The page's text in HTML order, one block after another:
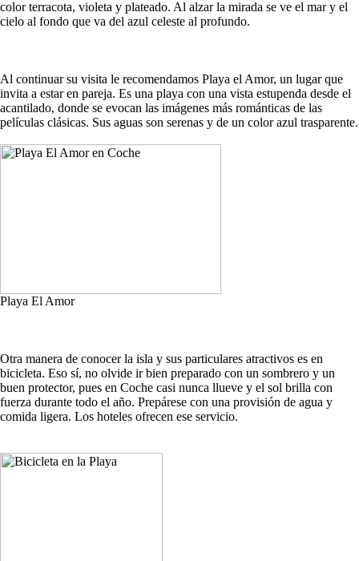
color terracota, violeta y plateado. Al alzar la mirada se ve el mar y el
cielo al fondo que va del azul celeste al profundo.
Al continuar su visita le recomendamos Playa el Amor, un lugar que
invita a estar en pareja. Es una playa con una vista estupenda desde el
acantilado, donde se evocan las imágenes más románticas de las
películas clásicas. Sus aguas son serenas y de un color azul trasparente.
Playa El Amor
Otra manera de conocer la isla y sus particulares atractivos es en
bicicleta. Eso sí, no olvide ir bien preparado con un sombrero y un
buen protector, pues en Coche casi nunca llueve y el sol brilla con
fuerza durante todo el año. Prepárese con una provisión de agua y
comida ligera. Los hoteles ofrecen ese servicio.